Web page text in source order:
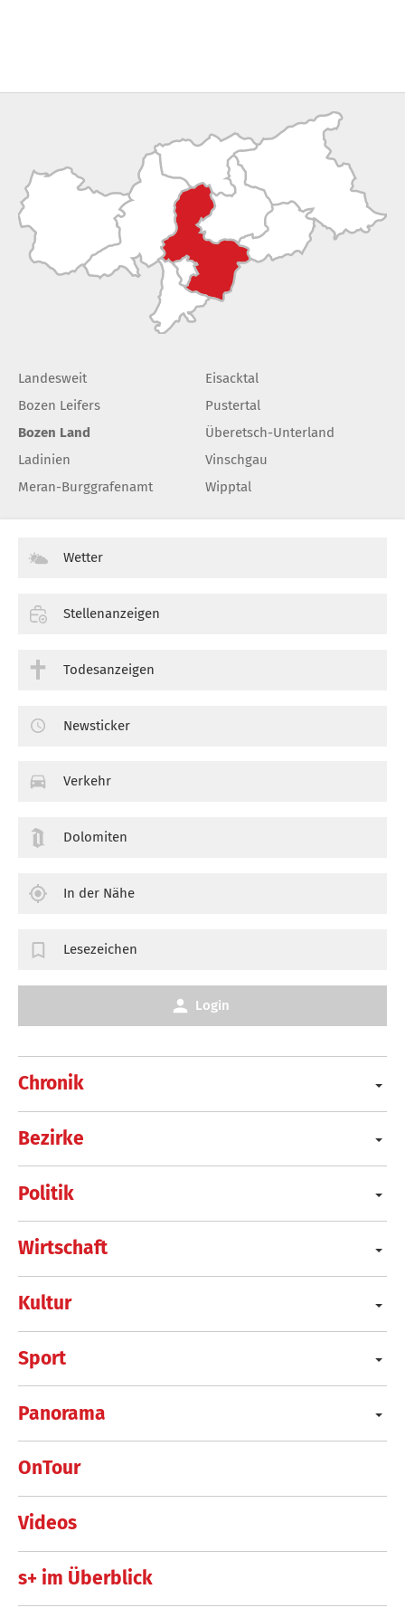
Landesweit
Bozen Leifers
Bozen Land
Ladinien
Meran-Burggrafenamt
Eisacktal
Pustertal
Überetsch-Unterland
Vinschgau
Wipptal
Chronik
Bezirke
Politik
Wirtschaft
Kultur
Sport
Panorama
OnTour
Videos
s+ im Überblick
Wetter
Stellenanzeigen
Todesanzeigen
Newsticker
Verkehr
Dolomiten
In der Nähe
Lesezeichen
Login